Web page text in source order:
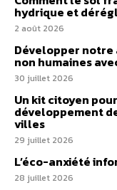
hydrique et
2 août 2026
Développer
non humaines
30 juillet 2026
Un kit citoyen
développement
villes
29 juillet 2026
L’éco-anxiété
28 juillet 2026